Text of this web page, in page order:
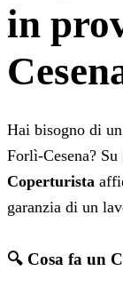
in
Hai bisogno di
Forlì-Cesena? Su
Coperturista
garanzia di un
🔍 Cosa fa un